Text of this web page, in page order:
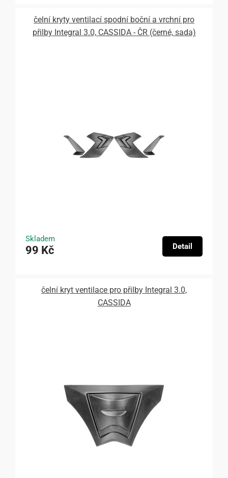
čelní kryty ventilací spodní boční a vrchní pro
přilby Integral 3.0, CASSIDA - ČR (černé, sada)
Skladem
99 Kč Detail
čelní kryt ventilace pro přilby Integral 3.0,
CASSIDA